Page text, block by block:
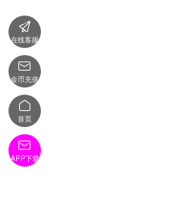

在线客服

金币充值

首页

APP下载